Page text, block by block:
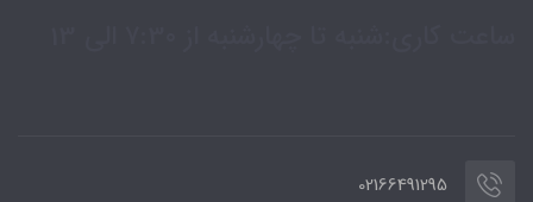
02166491295